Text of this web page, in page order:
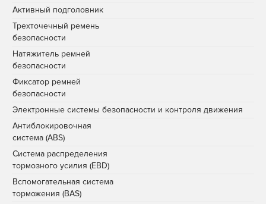
Активный подголовник
Трехточечный ремень
безопасности
Натяжитель ремней
безопасности
Фиксатор ремней
безопасности
Электронные системы безопасности и контроля движения
Антиблокировочная
система (ABS)
Система распределения
тормозного усилия (EBD)
Вспомогательная система
торможения (BAS)